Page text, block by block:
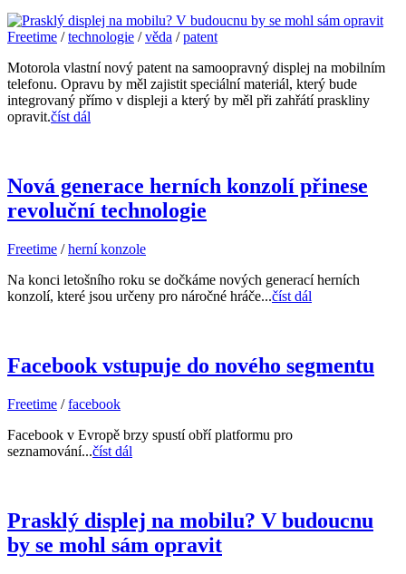
Freetime /technologie /věda /patent
Motorola vlastní nový patent na samoopravný displej na mobilním
telefonu. Opravu by měl zajistit speciální materiál, který bude
integrovaný přímo v displeji a který by měl při zahřátí praskliny
opravit.číst dál
Nová generace herních konzolí přinese
revoluční technologie
Freetime /herní konzole
Na konci letošního roku se dočkáme nových generací herních
konzolí, které jsou určeny pro náročné hráče...číst dál
Facebook vstupuje do nového segmentu
Freetime /facebook
Facebook v Evropě brzy spustí obří platformu pro
seznamování...číst dál
Prasklý displej na mobilu? V budoucnu
by se mohl sám opravit